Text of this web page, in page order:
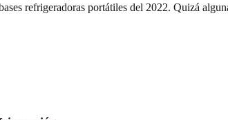
refrigeradoras portátiles del 2022. Quizá